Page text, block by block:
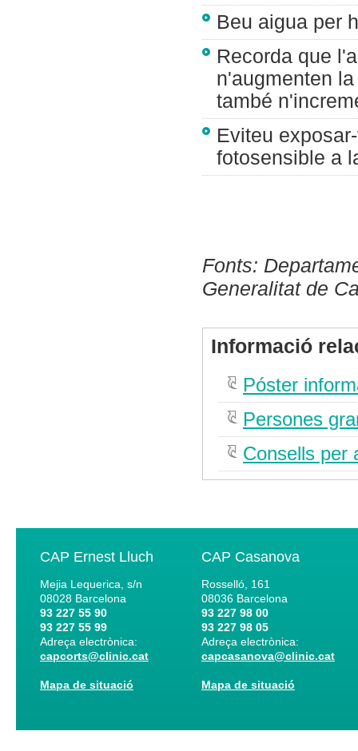
Beu aigua per
Recorda que
n'augmenten
també
Eviteu
fotosensible a
Fonts:
Generalitat de
Informació
Póster
Persones
Consells per
CAP Ernest Lluch
Mejia Lequerica, s/n
08028 Barcelona
93 227 55 90
93 227 55 99
Adreça electrònica:
capcorts@clinic.cat
Mapa de situació
CAP Casanova
Rosselló, 161
08036 Barcelona
93 227 98 00
93 227 98 05
Adreça electrònica:
capcasanova@clinic.cat
Mapa de situació